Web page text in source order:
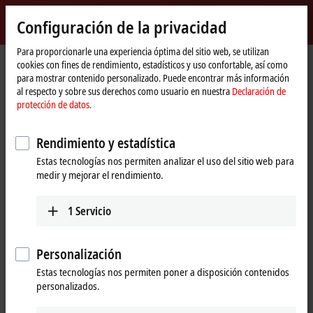
Beckhoff
-
New
Automation
Technology
myBeckhoff
Página
de
inicio
Empresa
Novedades
Short introduction: Module Type Package (MTP)
Al hacer clic en «Aceptar», mostramos el vídeo y ajustamos la
configuración de privacidad, cargando el contenido externo de
Vimeo. Por favor, tenga en cuenta nuestra
Configuración de la privacidad
Para proporcionarle una experiencia óptima del sitio web, se utilizan
cookies con fines de rendimiento, estadísticos y uso confortable, así como
para mostrar contenido personalizado. Puede encontrar más información
al respecto y sobre sus derechos como usuario en nuestra Declaración de
protección de datos.
Rendimiento y estadística
Estas tecnologías nos permiten analizar el uso del sitio web para
medir y mejorar el rendimiento.
1 Servicio
Personalización
Estas tecnologías nos permiten poner a disposición contenidos
personalizados.